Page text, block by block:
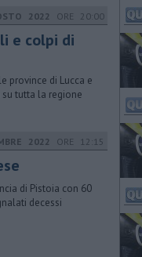
2022 ORE 20:00
e colpi di
province di Lucca e
tutta la regione
2022 ORE 12:15
di Pistoia con 60
decessi